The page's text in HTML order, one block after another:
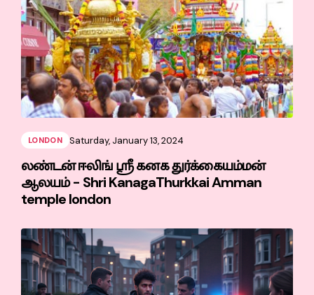
LONDON Saturday, January 13, 2024
லண்டன் ஈலிங் ஸ்ரீ கனக துர்க்கையம்மன்
ஆலயம் - Shri KanagaThurkkai Amman
temple london